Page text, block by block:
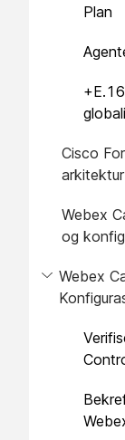
Plan
Cisco
Webex
og
Webex
Center